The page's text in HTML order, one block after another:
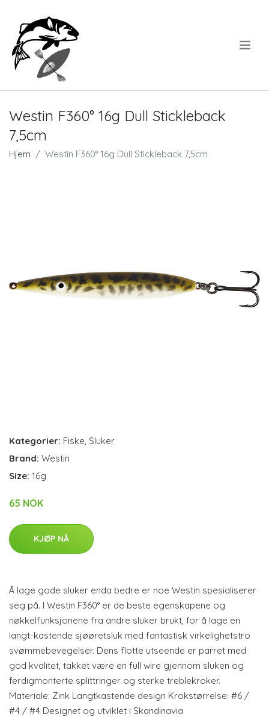
Westin F360° 16g Dull Stickleback
7,5cm
Hjem Westin F360° 16g Dull Stickleback 7,5cm
Kategorier: Fiske, Sluker
Brand: Westin
Size: 16g
65 NOK
KJØP NÅ
Å lage gode sluker enda bedre er noe Westin spesialiserer
seg på. I Westin F360° er de beste egenskapene og
nøkkelfunksjonene fra andre sluker brukt, for å lage en
langt-kastende sjøøretsluk med fantastisk virkelighetstro
svømmebevegelser. Dens flotte utseende er parret med
god kvalitet, takket være en full wire gjennom sluken og
ferdigmonterte splittringer og sterke treblekroker.
Materiale: Zink Langtkastende design Krokstørrelse: #6 /
#4 / #4 Designet og utviklet i Skandinavia